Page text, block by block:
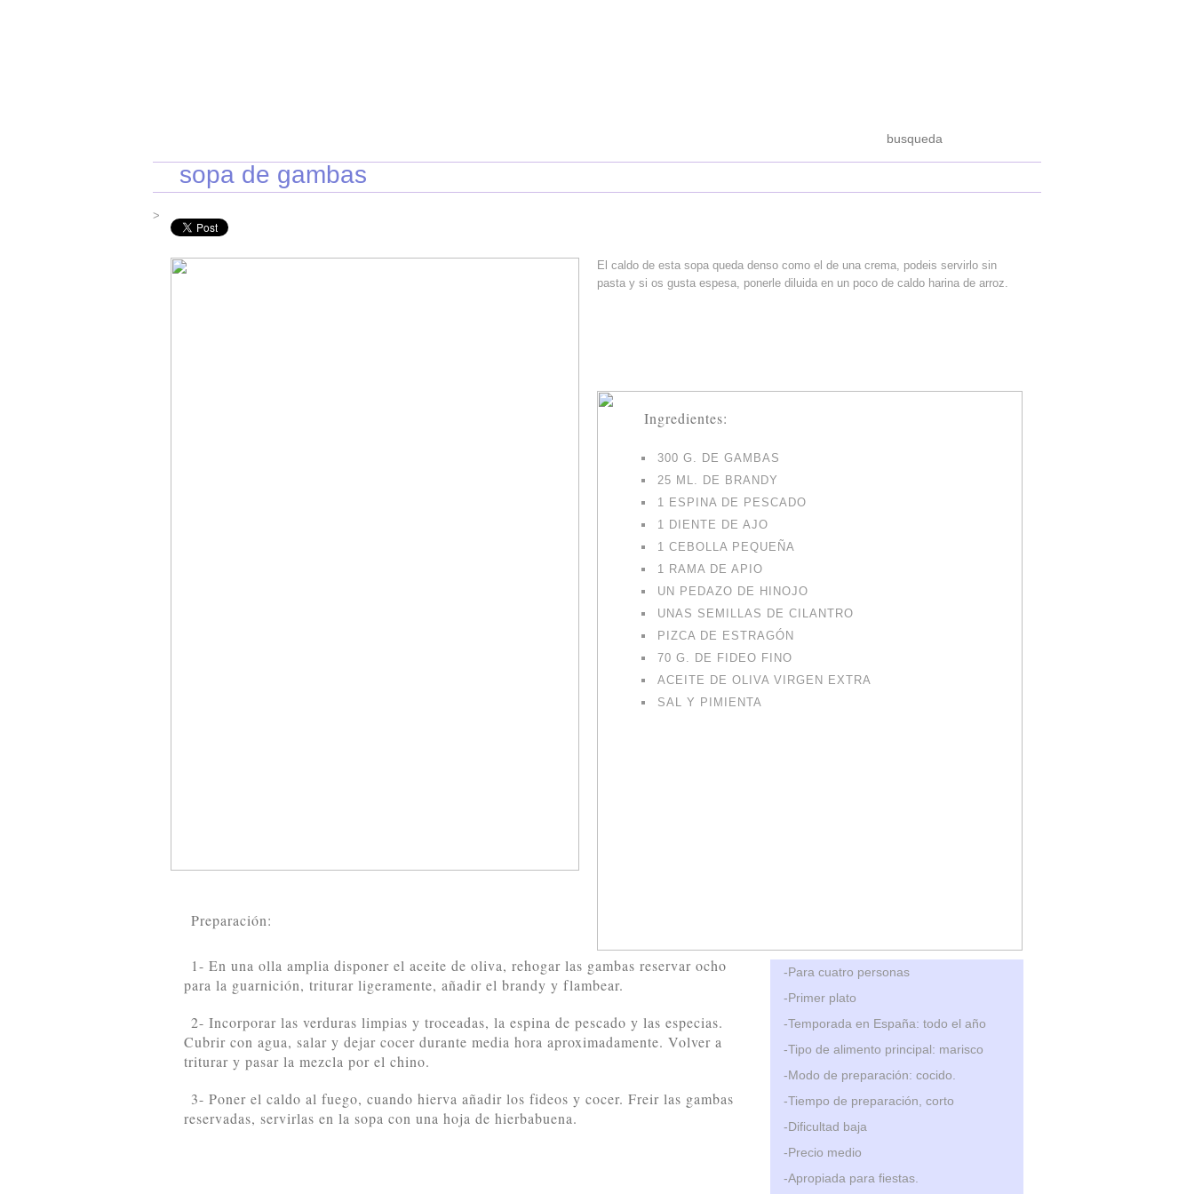
sopa de gambas
El caldo de esta sopa queda denso como el de una crema, podeis servirlo sin
pasta y si os gusta espesa, ponerle diluida en un poco de caldo harina de arroz.
Ingredientes:
300 G. DE GAMBAS
25 ML. DE BRANDY
1 ESPINA DE PESCADO
1 DIENTE DE AJO
1 CEBOLLA PEQUEÑA
1 RAMA DE APIO
UN PEDAZO DE HINOJO
UNAS SEMILLAS DE CILANTRO
PIZCA DE ESTRAGÓN
70 G. DE FIDEO FINO
ACEITE DE OLIVA VIRGEN EXTRA
SAL Y PIMIENTA
Preparación:
1- En una olla amplia disponer el aceite de oliva, rehogar las gambas reservar ocho
para la guarnición, triturar ligeramente, añadir el brandy y flambear.
2- Incorporar las verduras limpias y troceadas, la espina de pescado y las especias.
Cubrir con agua, salar y dejar cocer durante media hora aproximadamente. Volver a
triturar y pasar la mezcla por el chino.
3- Poner el caldo al fuego, cuando hierva añadir los fideos y cocer. Freir las gambas
reservadas, servirlas en la sopa con una hoja de hierbabuena.
-Para cuatro personas
-Primer plato
-Temporada en España: todo el año
-Tipo de alimento principal: marisco
-Modo de preparación: cocido.
-Tiempo de preparación, corto
-Dificultad baja
-Precio medio
-Apropiada para fiestas.
>